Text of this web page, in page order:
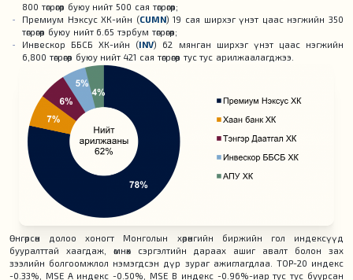
800 төгрөгөөр буюу нийт 500 сая төгрөгөөр;
Премиум Нэксус ХК-ийн (CUMN) 19 сая ширхэг үнэт цаас нэгжийн 350
төгрөгөөр буюу нийт 6.65 тэрбум төгрөгөөр;
Инвескор ББСБ ХК-ийн (INV) 62 мянган ширхэг үнэт цаас нэгжийн
6,800 төгрөгөөр буюу нийт 421 сая төгрөгөөр тус тус арилжаалагджээ.
Өнгөрсөн долоо хоногт Монголын хөрөнгийн биржийн гол индексүүд
бууралттай хаагдаж, өмнөх сэргэлтийн дараах ашиг авалт болон зах
зээлийн болгоомжлол нэмэгдсэн дүр зураг ажиглагдлаа. TOP-20 индекс
-0.33%, MSE A индекс -0.50%, MSE B индекс -0.96%-иар тус тус буурсан